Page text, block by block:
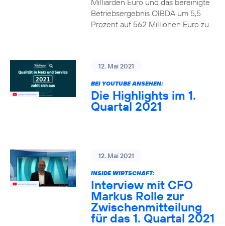
Milliarden Euro und das bereinigte
Betriebsergebnis OIBDA um 5,5
Prozent auf 562 Millionen Euro zu.
12. Mai 2021
BEI YOUTUBE ANSEHEN:
Die Highlights im 1.
Quartal 2021
12. Mai 2021
INSIDE WIRTSCHAFT:
Interview mit CFO
Markus Rolle zur
Zwischenmitteilung
für das 1. Quartal 2021